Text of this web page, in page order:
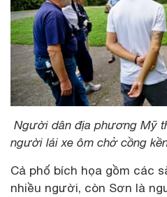
Người dân địa phương Mỹ
người lái xe ôm chở cồng
Cả phố bích họa gồm các
nhiều người, còn Sơn là